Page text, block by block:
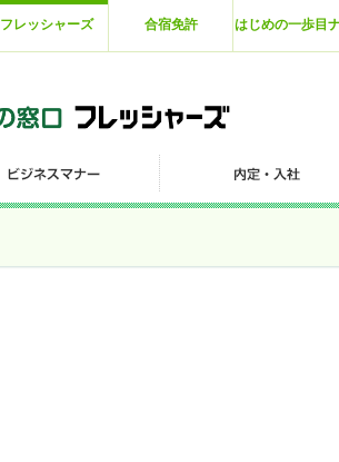
フレッシャーズ 合宿免許 はじめの一歩目